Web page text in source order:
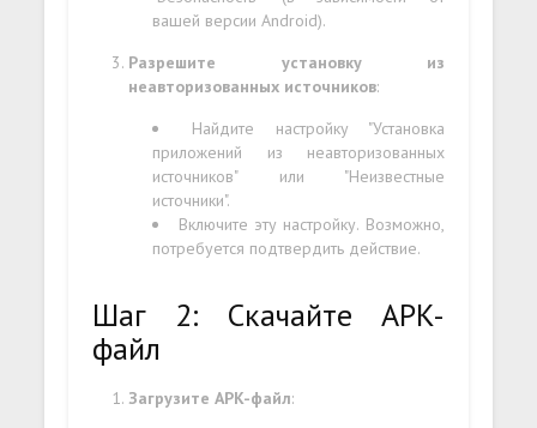
вашей версии Android).
Разрешите установку из
неавторизованных источников:
Найдите настройку "Установка
приложений из неавторизованных
источников" или "Неизвестные
источники".
Включите эту настройку. Возможно,
потребуется подтвердить действие.
Шаг 2: Скачайте APK-
файл
Загрузите APK-файл: